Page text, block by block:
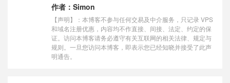
作者： Simon
【声明】：本博客不参与任何交易及中介服务，只记录 VPS
和域名注册优惠，内容均不作直接、间接、法定、约定的保
证。访问本博客请务必遵守有关互联网的相关法律、规定与
规则。一旦您访问本博客，即表示您已经知晓并接受了此声
明通告。